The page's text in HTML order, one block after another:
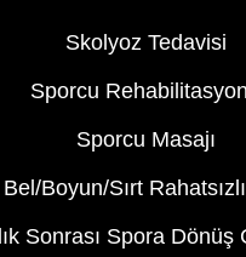
Skolyoz Tedavisi
Sporcu
Sporcu Masajı
Bel/Boyun/Sırt
Sonrası Spora Dönüş